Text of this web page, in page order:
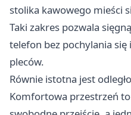
stolika kawowego mieści
Taki zakres pozwala
telefon bez pochylania
pleców.
Równie istotna jest
Komfortowa przestrzeń to